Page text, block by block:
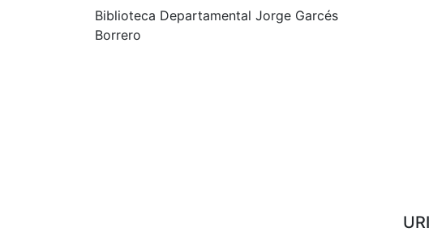
Biblioteca Departamental Jorge Garcés
Borrero
URI